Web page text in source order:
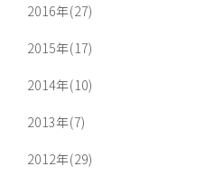
2016年(27)
2015年(17)
2014年(10)
2013年(7)
2012年(29)